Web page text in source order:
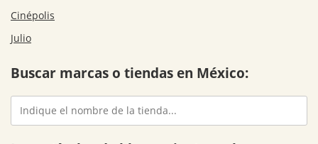
Cinépolis
Julio
Buscar marcas o tiendas en México: